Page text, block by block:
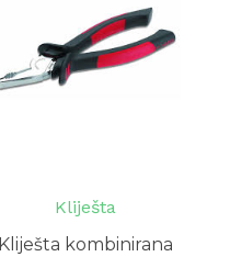
Kliješta
Kliješta kombinirana